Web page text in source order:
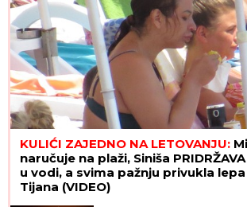
BORA SANTANA IMA OZBILJAN
MALO ZNAPored rijalitija i
kaplje i od ovog posla: "Ljudi mi
svakodnevno"
Na izlazu iz Srbije
Kolaps na granicama,
izveštaj
Zapamtite formulu 3-
ćete dobiti SAVRŠEN